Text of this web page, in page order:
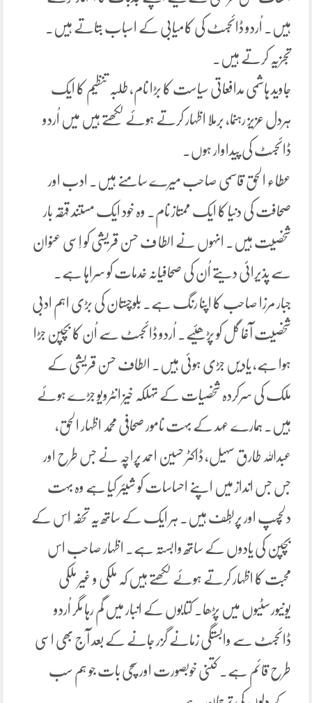
ہیں۔ اُردو ڈائجسٹ کی کامیابی کے اسباب بتاتے ہیں۔
تجزیہ کرتے ہیں۔
جاوید ہاشمی مدافعاتی سیاست کا بڑا نام، طلبہ تنظیم کا ایک
ہردل عزیز رہنما، برملا اظہار کرتے ہوئے لکھتے ہیں میں اُردو
ڈائجسٹ کی پیداوار ہوں۔
عطاء الحق قاسمی صاحب میرے سامنے ہیں۔ ادب اور
صحافت کی دنیا کا ایک ممتاز نام۔ وہ خود ایک مستند قہقہ بار
شخصیت ہیں۔ انہوں نے الطا ف حسن قریشی کو اِسی عنوان
سے پذیرائی دیتے اُن کی صحافیانہ خدمات کو سراہا ہے۔
جبار مرزا صاحب کا اپنا رنگ ہے۔ بلوچستان کی بڑی اہم ادبی
شخصیت آغا گل کو پڑھئیے۔ اُردو ڈائجسٹ سے اُن کا بچپن جڑا
ہوا ہے، یادیں جڑی ہوئی ہیں۔ الطاف حسن قریشی کے
ملک کی سرکردہ شخصیات کے تہلکہ خیز انٹرویو جڑے ہوئے
ہیں۔ ہمارے عہد کے بہت نامور صحافی محمد اظہار الحق،
عبداللہ طارق سہیل، ڈاکٹر حسین احمد پراچہ نے جس طرح اور
جس جس انداز میں اپنے احساسات کو شیئر کیا ہے وہ بہت
دلچسپ اور پرلُطف ہیں۔ ہر ایک کے ساتھ یہ تحفہ اس کے
بچپن کی یادوں کے ساتھ وابستہ ہے۔ اظہار صاحب اس
محبت کا اظہار کرتے ہوئے لکھتے ہیں کہ ملکی و غیر ملکی
یونیورسٹیوں میں پڑھا۔ کتابوں کے انبار میں گم رہا مگر اُردو
ڈائجسٹ سے وابستگی زمانے گزر جانے کے بعد آج بھی اسی
طرح قائم ہے۔ کتنی خوبصورت اور سچی بات جو ہم سب